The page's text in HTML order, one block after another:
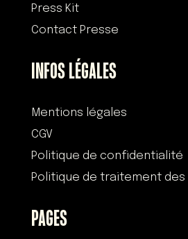
Press Kit
Contact Presse
INFOS LÉGALES
Mentions légales
CGV
Politique de confidentialité
Politique de traitement des
PAGES